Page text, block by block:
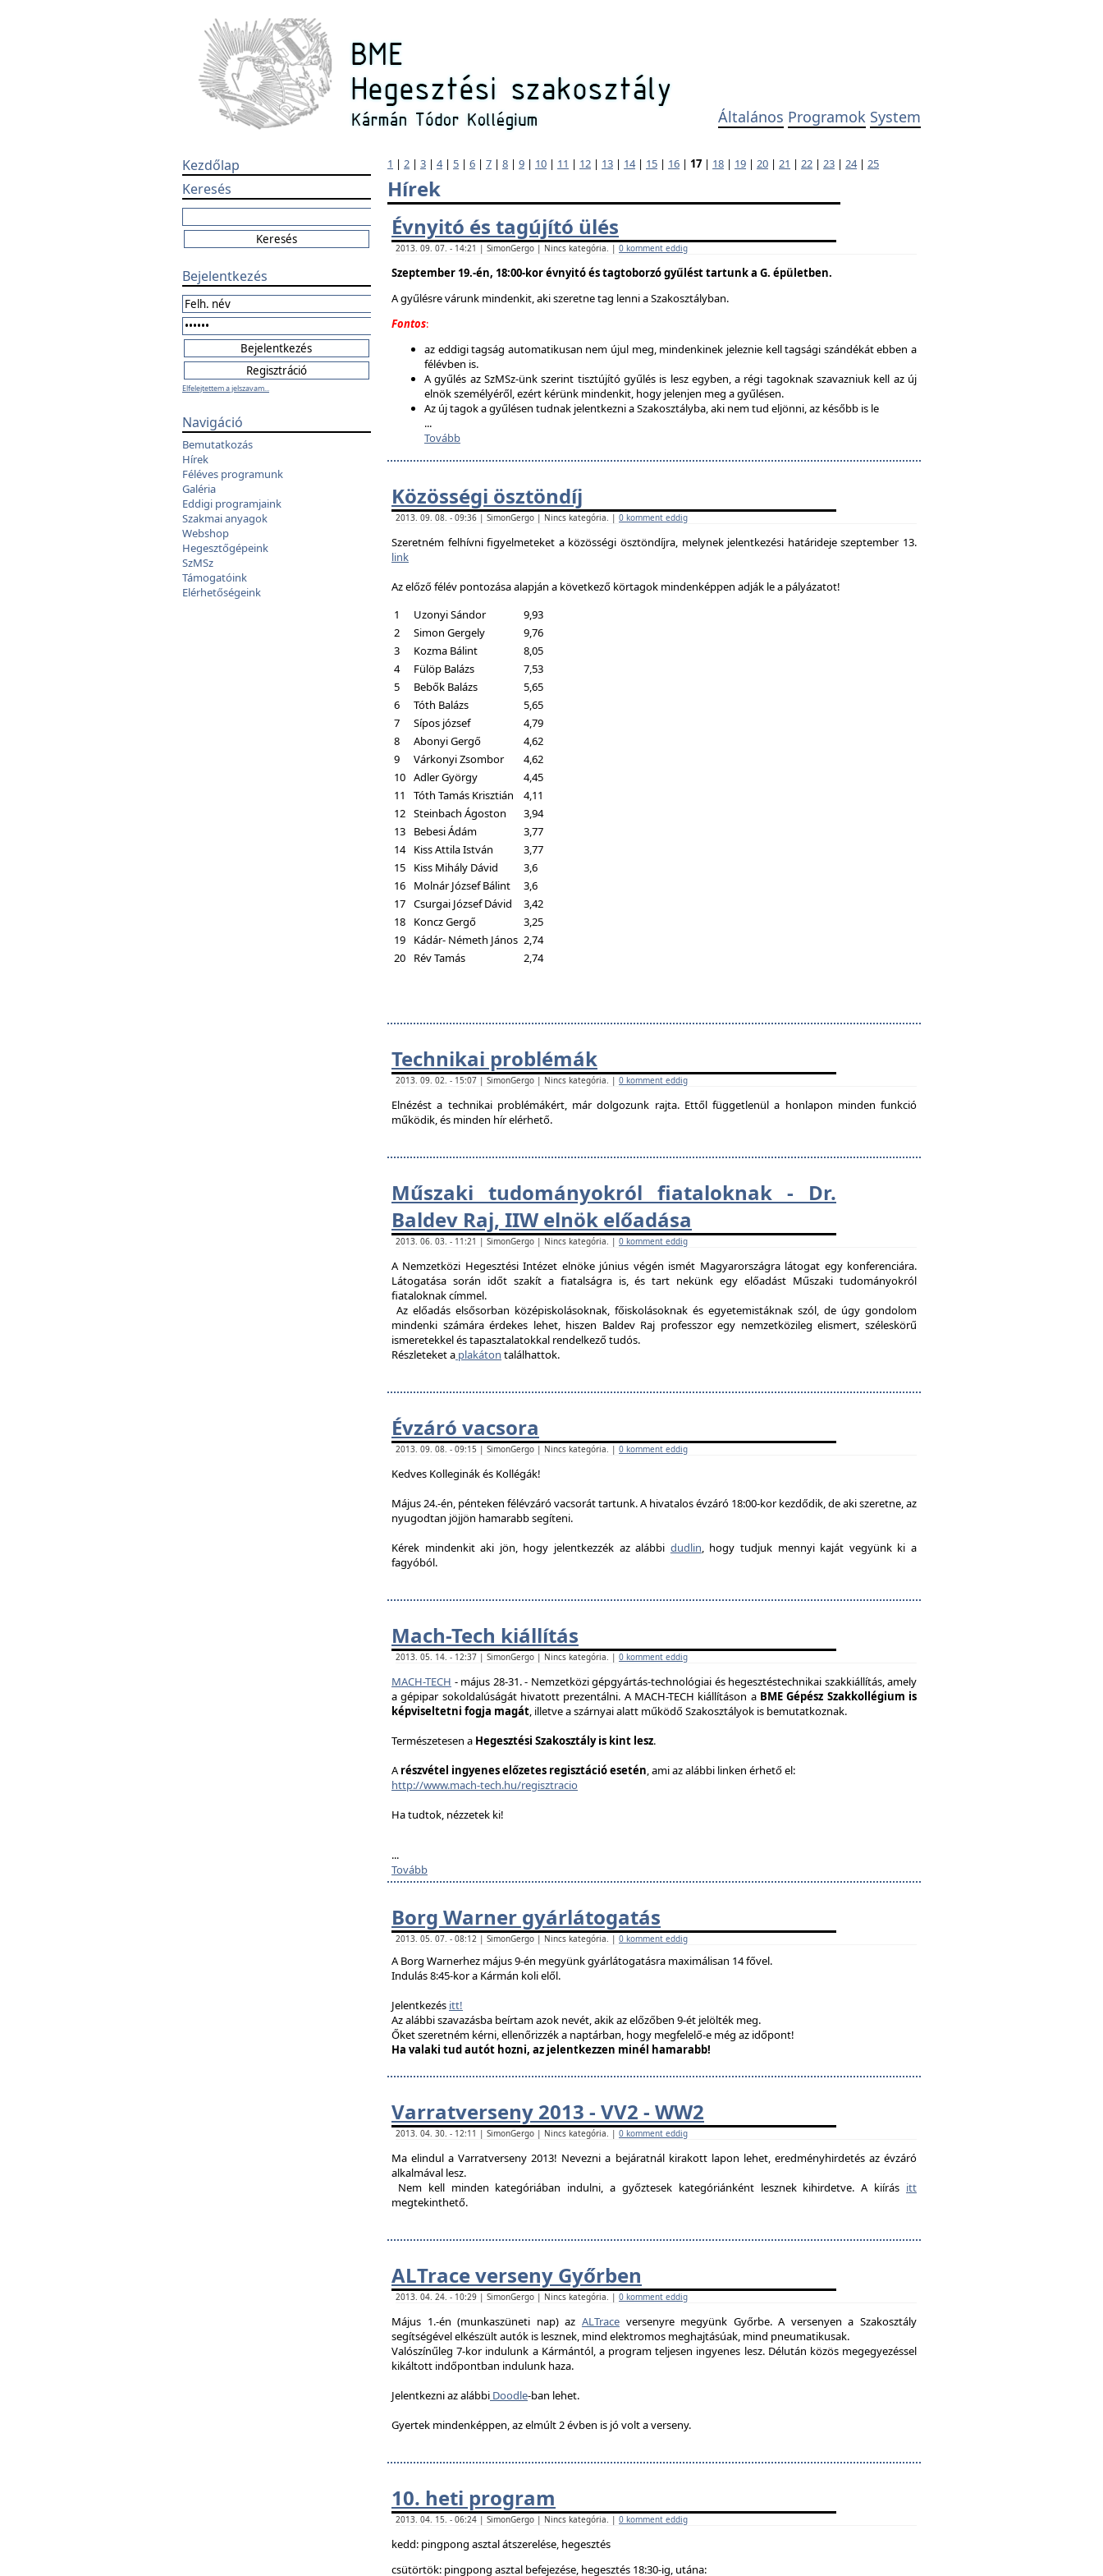
Általános Programok System
Kezdőlap
Keresés
Bejelentkezés
Elfelejtettem a jelszavam...
Navigáció
Bemutatkozás
Hírek
Féléves programunk
Galéria
Eddigi programjaink
Szakmai anyagok
Webshop
Hegesztőgépeink
SzMSz
Támogatóink
Elérhetőségeink
1 | 2 | 3 | 4| 5 | 6 | 7 | 8 | 9 | 10 | 11 | 12 | 13 | 14| 15 | 16 | 17 | 18 | 19 | 20 | 21 | 22 | 23 | 24| 25
Hírek
Évnyitó és tagújító ülés
2013. 09. 07. - 14:21 | SimonGergo | Nincs kategória. | 0 komment eddig
Szeptember 19.-én, 18:00-kor évnyitó és tagtoborzó gyűlést tartunk a G. épületben.
A gyűlésre várunk mindenkit, aki szeretne tag lenni a Szakosztályban.
Fontos:
az eddigi tagság automatikusan nem újul meg, mindenkinek jeleznie kell tagsági szándékát ebben a
félévben is.
A gyűlés az SzMSz-ünk szerint tisztújító gyűlés is lesz egyben, a régi tagoknak szavazniuk kell az új
elnök személyéről, ezért kérünk mindenkit, hogy jelenjen meg a gyűlésen.
Az új tagok a gyűlésen tudnak jelentkezni a Szakosztályba, aki nem tud eljönni, az később is le
...
Tovább
Közösségi ösztöndíj
2013. 09. 08. - 09:36 | SimonGergo | Nincs kategória. | 0 komment eddig
Szeretném felhívni figyelmeteket a közösségi ösztöndíjra, melynek jelentkezési határideje szeptember 13.
link
Az előző félév pontozása alapján a következő körtagok mindenképpen adják le a pályázatot!
1
Uzonyi Sándor
9,93
2
Simon Gergely
9,76
3
Kozma Bálint
8,05
4
Fülöp Balázs
7,53
5
Bebők Balázs
5,65
6
Tóth Balázs
5,65
7
Sípos józsef
4,79
8
Abonyi Gergő
4,62
9
Várkonyi Zsombor
4,62
10 Adler György
4,45
11
Tóth Tamás Krisztián
4,11
12 Steinbach Ágoston
3,94
13
Bebesi Ádám
3,77
14 Kiss Attila István
3,77
15
Kiss Mihály Dávid
3,6
16
Molnár József Bálint
3,6
17 Csurgai József Dávid
3,42
18
Koncz Gergő
3,25
19
Kádár- Németh János 2,74
20
Rév Tamás 2,74
Technikai problémák
2013. 09. 02. - 15:07 | SimonGergo | Nincs kategória. | 0 komment eddig
Elnézést a technikai problémákért, már dolgozunk rajta. Ettől függetlenül a honlapon minden funkció
működik, és minden hír elérhető.
Műszaki tudományokról fiataloknak - Dr.
Baldev Raj, IIW elnök előadása
2013. 06. 03. - 11:21 | SimonGergo | Nincs kategória. | 0 komment eddig
A Nemzetközi Hegesztési Intézet elnöke június végén ismét Magyarországra látogat egy konferenciára.
Látogatása során időt szakít a fiatalságra is, és tart nekünk egy előadást Műszaki tudományokról
fiataloknak címmel.
Az előadás elsősorban középiskolásoknak, főiskolásoknak és egyetemistáknak szól, de úgy gondolom
mindenki számára érdekes lehet, hiszen Baldev Raj professzor egy nemzetközileg elismert, széleskörű
ismeretekkel és tapasztalatokkal rendelkező tudós.
Részleteket a plakáton találhattok.
Évzáró vacsora
2013. 09. 08. - 09:15 | SimonGergo | Nincs kategória. | 0 komment eddig
Kedves Kolleginák és Kollégák!
Május 24.-én, pénteken félévzáró vacsorát tartunk. A hivatalos évzáró 18:00-kor kezdődik, de aki szeretne, az
nyugodtan jöjjön hamarabb segíteni.
Kérek mindenkit aki jön, hogy jelentkezzék az alábbi dudlin, hogy tudjuk mennyi kaját vegyünk ki a
fagyóból.
Mach-Tech kiállítás
2013. 05. 14. - 12:37 | SimonGergo | Nincs kategória. | 0 komment eddig
MACH-TECH - május 28-31.- Nemzetközi gépgyártás-technológiai és hegesztéstechnikai szakkiállítás, amely
a gépipar sokoldalúságát hivatott prezentálni. A MACH-TECH kiállításon a BME Gépész Szakkollégium is
képviseltetni fogja magát, illetve a szárnyai alatt működő Szakosztályok is bemutatkoznak.
Természetesen a Hegesztési Szakosztály is kint lesz.
Arészvétel ingyenes előzetes regisztáció esetén, ami az alábbi linken érhető el:
http://www.mach-tech.hu/regisztracio
Ha tudtok, nézzetek ki!
...
Tovább
Borg Warner gyárlátogatás
2013. 05. 07. - 08:12 | SimonGergo | Nincs kategória. | 0 komment eddig
A Borg Warnerhez május 9-én megyünk gyárlátogatásra maximálisan 14 fővel.
Indulás 8:45-kor a Kármán koli elől.
Jelentkezés itt!
Az alábbi szavazásba beírtam azok nevét, akik az előzőben 9-ét jelölték meg.
Őket szeretném kérni, ellenőrizzék a naptárban, hogy megfelelő-e még az időpont!
Ha valaki tud autót hozni, az jelentkezzen minél hamarabb!
Varratverseny 2013 - VV2 - WW2
2013. 04. 30. - 12:11 | SimonGergo | Nincs kategória. | 0 komment eddig
Ma elindul a Varratverseny 2013! Nevezni a bejáratnál kirakott lapon lehet, eredményhirdetés az évzáró
alkalmával lesz.
Nem kell minden kategóriában indulni, a győztesek kategóriánként lesznek kihirdetve. A kiírás itt
megtekinthető.
ALTrace verseny Győrben
2013. 04. 24. - 10:29 | SimonGergo | Nincs kategória. | 0 komment eddig
Május 1.-én (munkaszüneti nap) az ALTraceversenyre megyünk Győrbe. A versenyen a Szakosztály
segítségével elkészült autók is lesznek, mind elektromos meghajtásúak, mind pneumatikusak.
Valószínűleg 7-kor indulunk a Kármántól, a program teljesen ingyenes lesz.Délután közös megegyezéssel
kikáltott indőpontban indulunk haza.
Jelentkezni az alábbi Doodle-ban lehet.
Gyertek mindenképpen, az elmúlt 2 évben is jó volt a verseny.
10. heti program
2013. 04. 15. - 06:24 | SimonGergo | Nincs kategória. | 0 komment eddig
kedd: pingpong asztal átszerelése, hegesztés
csütörtök: pingpong asztal befejezése, hegesztés 18:30-ig, utána: